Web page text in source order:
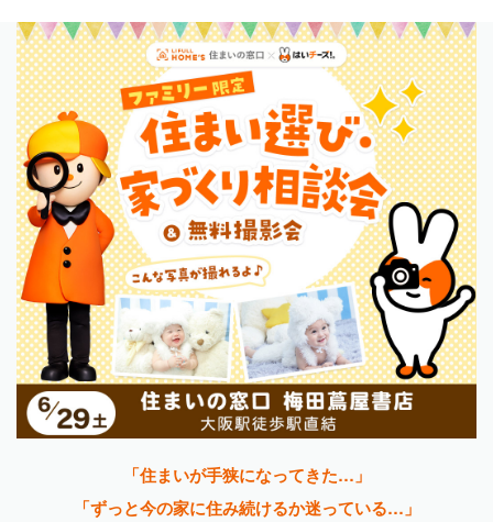
「住まいが手狭になってきた…」
「ずっと今の家に住み続けるか迷っている…」